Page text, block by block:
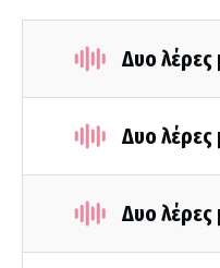
Δυο
Δυο
Δυο